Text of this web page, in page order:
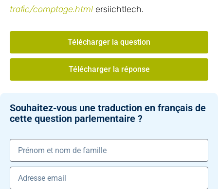
trafic/comptage.html ersiichtlech.
Télécharger la question
Télécharger la réponse
Souhaitez-vous une traduction en français de
cette question parlementaire ?